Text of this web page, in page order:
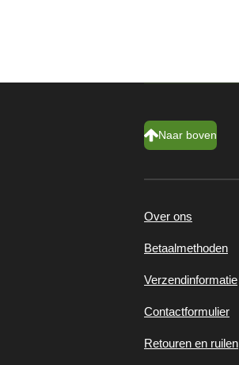
Naar boven
Over ons
Betaalmethoden
Verzendinformatie
Contactformulier
Retouren en ruilen